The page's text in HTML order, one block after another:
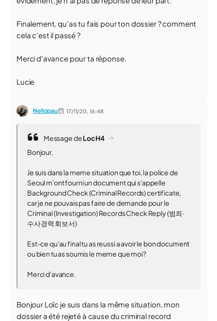
Finalement, qu'as tu fais pour ton dossier ? comment
cela c'est il passé ?
Merci d'avance pour ta réponse.
Lucie
Nellopau 17/11/20, 16:48
Message deLocH4
Bonjour,
Je suis dans la meme situation que toi, la police de
Seoul m'ont fourni un document qui s'appelle
Background Check (Criminal Records) certificate,
car je ne pouvais pas faire de demande pour le
Criminal (Investigation) Records Check Reply (범죄·
수사경력 회보서)
Est-ce qu'au final tu as reussi a avoir le bon document
ou bien tu as soumis le meme que moi?
Merci d'avance.
Bonjour Loïc je suis dans la même situation, mon
dossier a été rejeté à cause du criminal record